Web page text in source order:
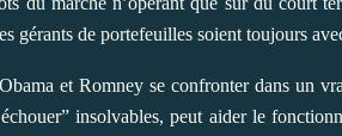
gérants de portefeuilles soient toujours
et Romney se confronter dans un
insolvables, peut aider le